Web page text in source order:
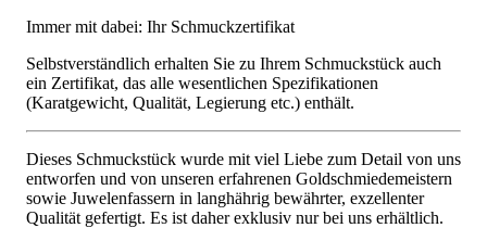
Immer mit dabei: Ihr Schmuckzertifikat
Selbstverständlich erhalten Sie zu Ihrem Schmuckstück auch
ein Zertifikat, das alle wesentlichen Spezifikationen
(Karatgewicht, Qualität, Legierung etc.) enthält.
Dieses Schmuckstück wurde mit viel Liebe zum Detail von uns
entworfen und von unseren erfahrenen Goldschmiedemeistern
sowie Juwelenfassern in langhährig bewährter, exzellenter
Qualität gefertigt. Es ist daher exklusiv nur bei uns erhältlich.